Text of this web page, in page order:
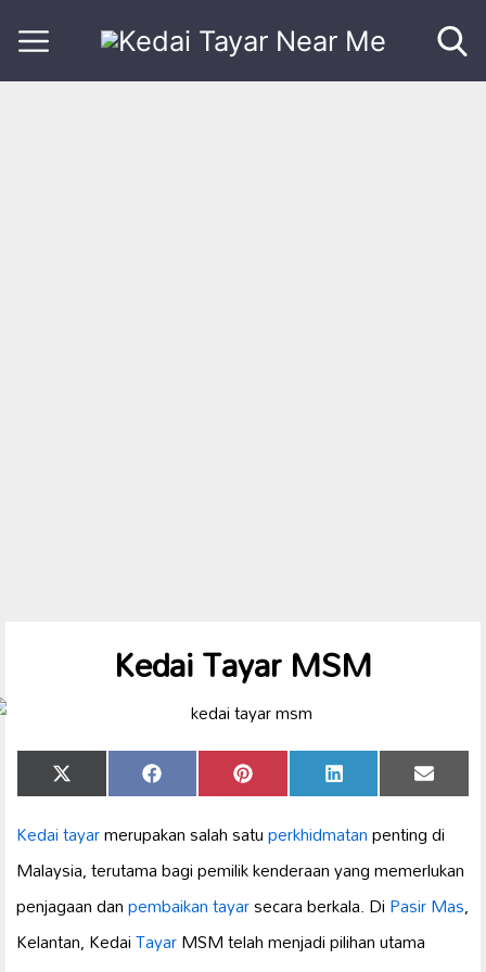
Kedai Tayar MSM
Share
on
X
(Twitter)
Share
on
Facebook Share
on
Pinterest Share
on
LinkedIn Share
on
Email
Kedai tayarmerupakan salah satuperkhidmatanpenting di
Malaysia, terutama bagi pemilik kenderaan yang memerlukan
penjagaan danpembaikan tayarsecara berkala. DiPasir Mas,
Kelantan, KedaiTayarMSM telah menjadi pilihan utama